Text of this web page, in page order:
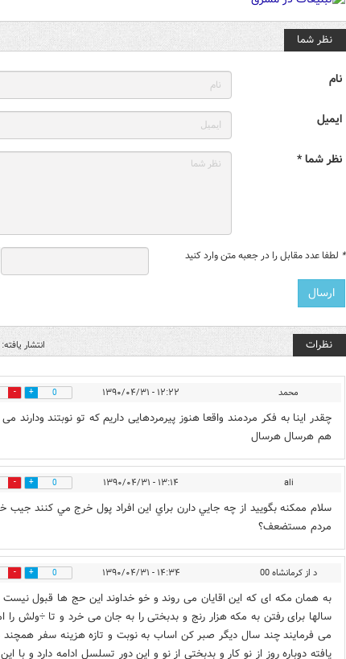
نظر شما
نام
ایمیل
نظر شما *
* لطفا عدد مقابل را در جعبه متن وارد کنید
نظرات انتشار یافته: 13
محمد ۱۲:۲۲ - ۱۳۹۰/۰۴/۳۱ 0
چقدر اینا به فکر مردمند واقعا هنوز پیرمردهایی داریم که تو نوبتند ودارند
هم هرسال هرسال
ali ۱۳:۱۴ - ۱۳۹۰/۰۴/۳۱ 0
سلام ممكنه بگوييد از چه جايي دارن براي اين افراد پول خرج مي كنند جيب
مردم مستضعف؟
د از کرمانشاه 00 ۱۴:۳۴ - ۱۳۹۰/۰۴/۳۱ 0
به همان مکه ای که این اقایان می روند و خو خداوند این حج ها قبول
سالها برای رفتن به مکه هزار رنج و بدبختی را به جان می خرد و تا ÷ولش را
می فرمایند چند سال دیگر صبر کن اساب به نوبت و تازه هزینه سفر
یافته دوباره روز از نو کار و بدبختی از نو و این دور تسلسل ادامه دارد و با